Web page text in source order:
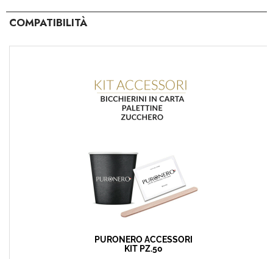
COMPATIBILITÀ
PURONERO ACCESSORI
KIT PZ.50